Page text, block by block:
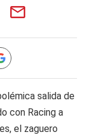
salida de
con Racing a
el zaguero